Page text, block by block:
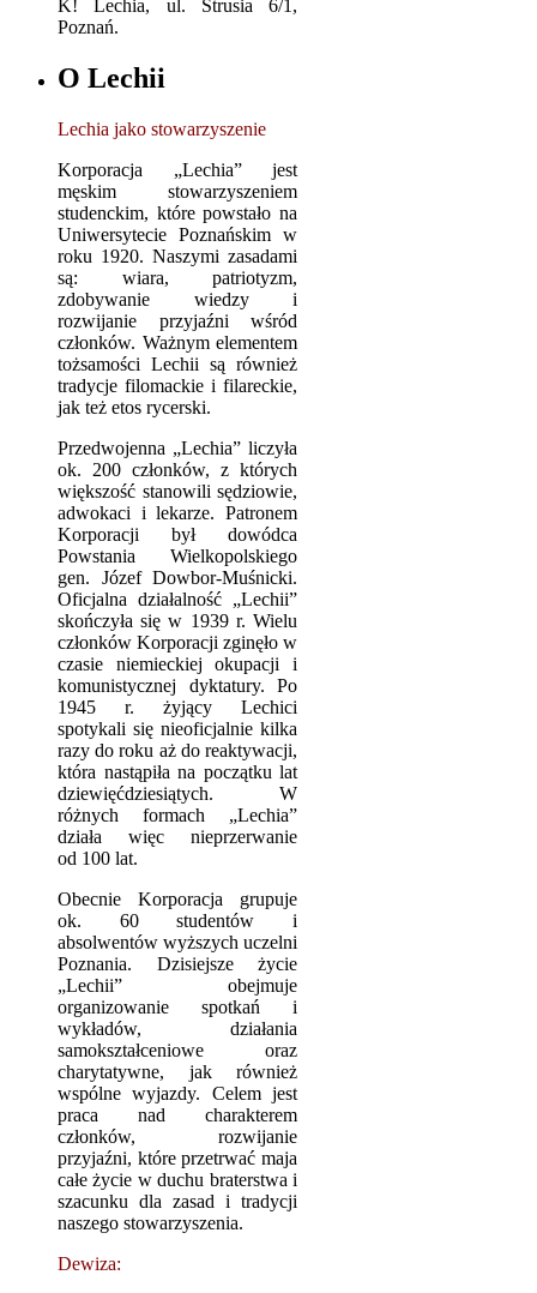
K! Lechia, ul. Strusia 6/1,
Poznań.
O Lechii
Lechia jako stowarzyszenie
Korporacja „Lechia” jest
męskim stowarzyszeniem
studenckim, które powstało na
Uniwersytecie Poznańskim w
roku 1920. Naszymi zasadami
są: wiara, patriotyzm,
zdobywanie wiedzy i
rozwijanie przyjaźni wśród
członków. Ważnym elementem
tożsamości Lechii są również
tradycje filomackie i filareckie,
jak też etos rycerski.
Przedwojenna „Lechia” liczyła
ok. 200 członków, z których
większość stanowili sędziowie,
adwokaci i lekarze. Patronem
Korporacji był dowódca
Powstania Wielkopolskiego
gen. Józef Dowbor-Muśnicki.
Oficjalna działalność „Lechii”
skończyła się w 1939 r. Wielu
członków Korporacji zginęło w
czasie niemieckiej okupacji i
komunistycznej dyktatury. Po
1945 r. żyjący Lechici
spotykali się nieoficjalnie kilka
razy do roku aż do reaktywacji,
która nastąpiła na początku lat
dziewięćdziesiątych. W
różnych formach „Lechia”
działa więc nieprzerwanie
od 100 lat.
Obecnie Korporacja grupuje
ok. 60 studentów i
absolwentów wyższych uczelni
Poznania. Dzisiejsze życie
„Lechii” obejmuje
organizowanie spotkań i
wykładów, działania
samokształceniowe oraz
charytatywne, jak również
wspólne wyjazdy. Celem jest
praca nad charakterem
członków, rozwijanie
przyjaźni, które przetrwać maja
całe życie w duchu braterstwa i
szacunku dla zasad i tradycji
naszego stowarzyszenia.
Dewiza: